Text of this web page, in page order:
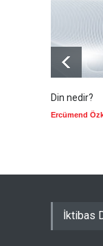
Din nedir?
Ercümend
İktibas